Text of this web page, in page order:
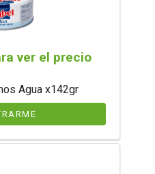
ver el precio
Agua x142gr